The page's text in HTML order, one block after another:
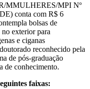
MMULHERES/MPI Nº
conta com R$ 6
bolsas de
exterior para
e ciganas
reconhecido pela
de pós-graduação
de conhecimento.
faixas: